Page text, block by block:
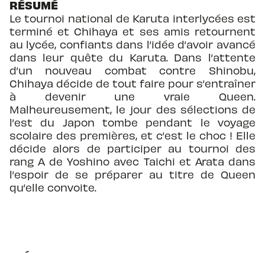
RÉSUMÉ
Le tournoi national de Karuta interlycées est
terminé et Chihaya et ses amis retournent
au lycée, confiants dans l’idée d’avoir avancé
dans leur quête du Karuta. Dans l’attente
d’un nouveau combat contre Shinobu,
Chihaya décide de tout faire pour s’entraîner
à devenir une vraie Queen.
Malheureusement, le jour des sélections de
l’est du Japon tombe pendant le voyage
scolaire des premières, et c’est le choc ! Elle
décide alors de participer au tournoi des
rang A de Yoshino avec Taichi et Arata dans
l’espoir de se préparer au titre de Queen
qu’elle convoite.